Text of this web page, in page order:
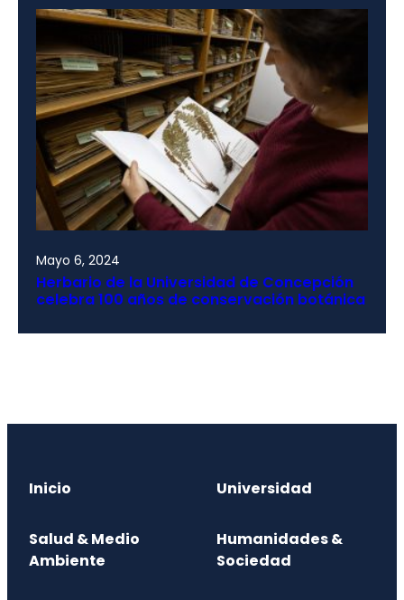
Mayo 6, 2024
Herbario de la Universidad de Concepción
celebra 100 años de conservación botánica
Inicio Universidad
Salud & Medio
Ambiente
Humanidades &
Sociedad